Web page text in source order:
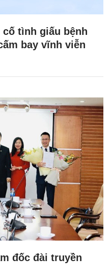
cố tình giấu bệnh
bay vĩnh viễn
đốc đài truyền